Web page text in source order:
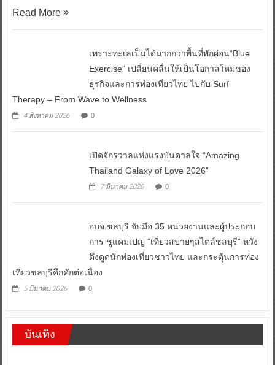
Read More
เพราะทะเลเป็นได้มากกว่าพื้นที่พักผ่อน“Blue
Exercise” เปลี่ยนคลื่นให้เป็นโอกาสใหม่ของ
ธุรกิจและการท่องเที่ยวไทย ไปกับ Surf
Therapy – From Wave to Wellness
4 สิงหาคม 2026 0
เปิดจักรวาลแห่งแรงบันดาลใจ “Amazing
Thailand Galaxy of Love 2026”
7 มีนาคม 2026 0
อบจ.ชลบุรี จับมือ 35 หน่วยงานและผู้ประกอบ
การ ชูแคมเปญ “เที่ยวสบายๆสไตล์ชลบุรี” หวัง
ดึงดูดนักท่องเที่ยวชาวไทย และกระตุ้นการท่อง
เที่ยวชลบุรีคึกคักต่อเนื่อง
5 มีนาคม 2026 0
บันเทิง